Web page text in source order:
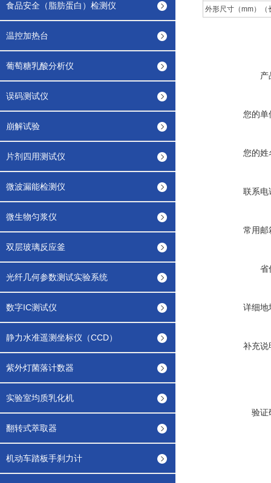
食品安全（脂肪蛋白）检测仪
温控加热台
葡萄糖乳酸分析仪
误码测试仪
崩解试验
片剂四用测试仪
微波漏能检测仪
微生物匀浆仪
双层玻璃反应釜
光纤几何参数测试实验系统
数字IC测试仪
静力水准遥测坐标仪（CCD）
紫外灯菌落计数器
实验室均质乳化机
翻转式萃取器
机动车踏板手刹力计
外形尺寸（mm）
产
您的单
您的姓
联系电
常用邮
省
详细地
补充说
验证